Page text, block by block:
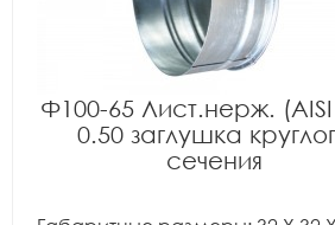
Ф100-65 Лист.нерж. (AISI
0.50 заглушка
сечения